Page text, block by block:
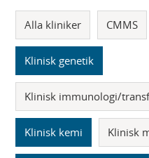
Alla kliniker CMMS
Klinisk genetik
Klinisk immunologi/
Klinisk kemi Klinisk